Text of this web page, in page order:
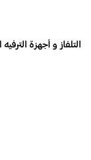
التلفاز و أجهزة الترفيه